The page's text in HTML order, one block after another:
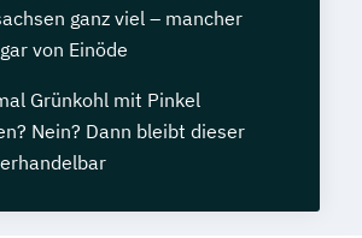
ganz viel – mancher
von Einöde
Grünkohl mit Pinkel
Nein? Dann bleibt dieser